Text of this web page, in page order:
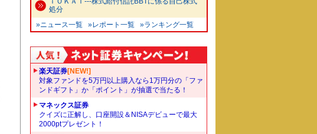
処分
»ニュース一覧
»レポート一覧 »ランキング一覧
楽天証券[NEW!]
対象ファンドを5万円以上購入なら1万円分の「ファ
ンドギフト」か「ポイント」が抽選で当たる！
マネックス証券
クイズに正解し、口座開設＆NISAデビューで最大
2000ptプレゼント！